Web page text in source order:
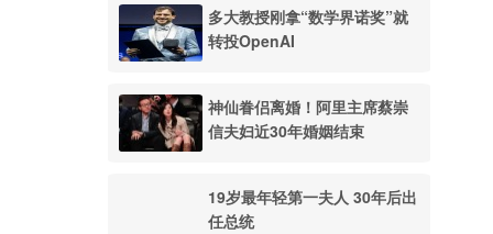
多大教授刚拿“数学界诺奖”就
转投OpenAI
神仙眷侣离婚！阿里主席蔡崇
信夫妇近30年婚姻结束
19岁最年轻第一夫人 30年后出
任总统